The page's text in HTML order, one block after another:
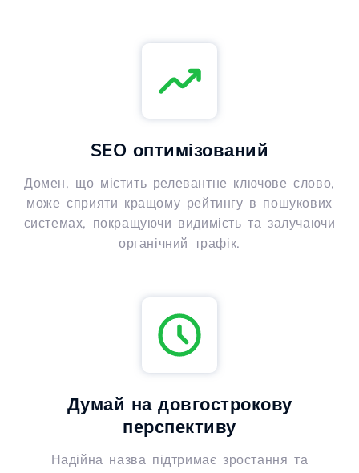
SEO оптимізований
Домен, що містить релевантне ключове слово,
може сприяти кращому рейтингу в пошукових
системах, покращуючи видимість та залучаючи
органічний трафік.
Думай на довгострокову
перспективу
Надійна назва підтримає зростання та